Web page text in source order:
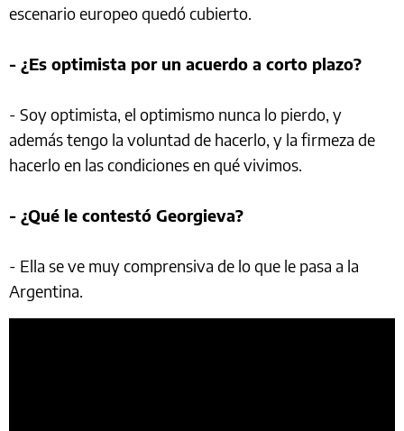
escenario europeo quedó cubierto.
- ¿Es optimista por un acuerdo a corto plazo?
- Soy optimista, el optimismo nunca lo pierdo, y
además tengo la voluntad de hacerlo, y la firmeza de
hacerlo en las condiciones en qué vivimos.
- ¿Qué le contestó Georgieva?
- Ella se ve muy comprensiva de lo que le pasa a la
Argentina.